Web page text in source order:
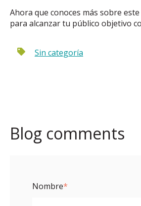
Ahora que conoces más sobre
para alcanzar tu público objetivo
Sin categoría
Blog comments
Nombre*